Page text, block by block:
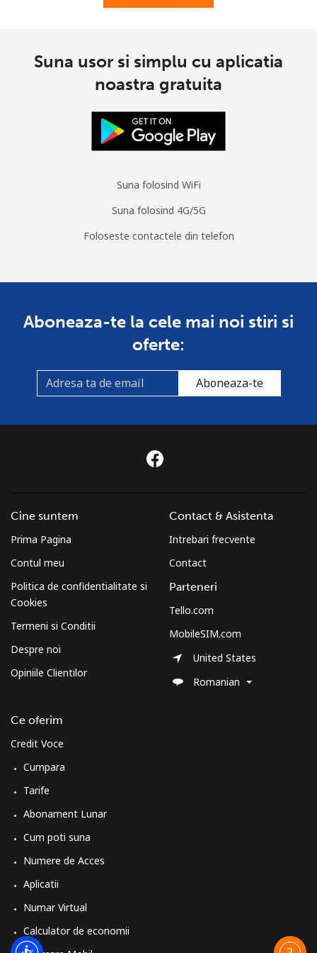
⁦$10⁩
Suna usor si simplu cu aplicatia
noastra gratuita
Suna folosind WiFi
Suna folosind 4G/5G
Foloseste contactele din telefon
Aboneaza-te la cele mai noi stiri si
oferte:
Aboneaza-te
Cine suntem
Prima Pagina
Contul meu
Politica de confidentialitate si
Cookies
Termeni si Conditii
Despre noi
Opiniile Clientilor
Ce oferim
Credit Voce
Cumpara
Tarife
Abonament Lunar
Cum poti suna
Numere de Acces
Aplicatii
Numar Virtual
Calculator de economii
Contact & Asistenta
Intrebari frecvente
Contact
Parteneri
Tello.com
MobileSIM.com
United States
Romanian